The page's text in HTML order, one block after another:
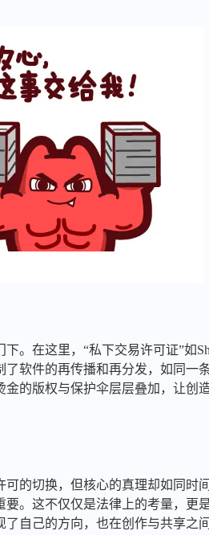
。在这里，“私下交易许可证”如
软件的再传播和再分发，如同一
的版权与保护伞层层叠加，让创
的切换，但核心的真理却如同时
。这不仅仅是法律上的考量，更
自己的方向，也在创作与共享之